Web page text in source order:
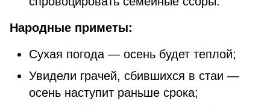
Народные приметы:
Сухая погода — осень будет теплой;
Увидели грачей, сбившихся в стаи —
осень наступит раньше срока;